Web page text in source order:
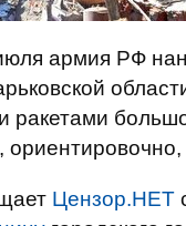
армия РФ
ракетами
Цензор.НЕТ